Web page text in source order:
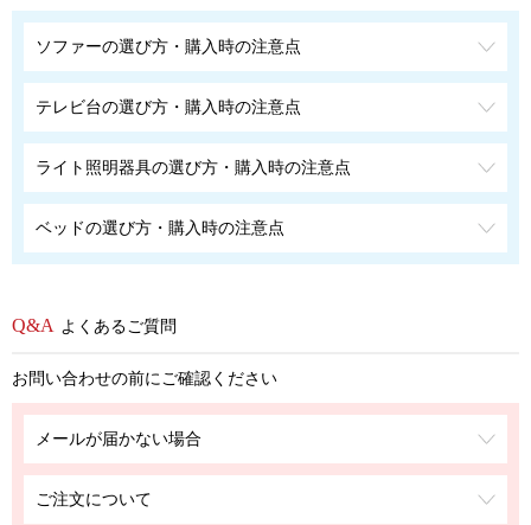
ソファーの選び方・購入時の注意点
テレビ台の選び方・購入時の注意点
ライト照明器具の選び方・購入時の注意点
ベッドの選び方・購入時の注意点
よくあるご質問
お問い合わせの前にご確認ください
メールが届かない場合
ご注文について